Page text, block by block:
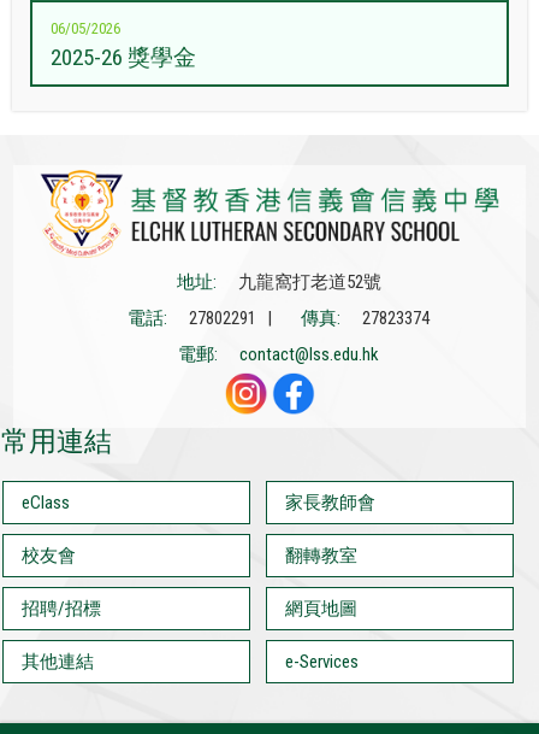
06/05/2026
2025-26 獎學金
地址:
九龍窩打老道52號
電話:
27802291 | 傳真:
27823374
電郵:
contact@lss.edu.hk
常用連結
eClass 家長教師會
校友會 翻轉教室
招聘/招標 網頁地圖
其他連結 e-Services